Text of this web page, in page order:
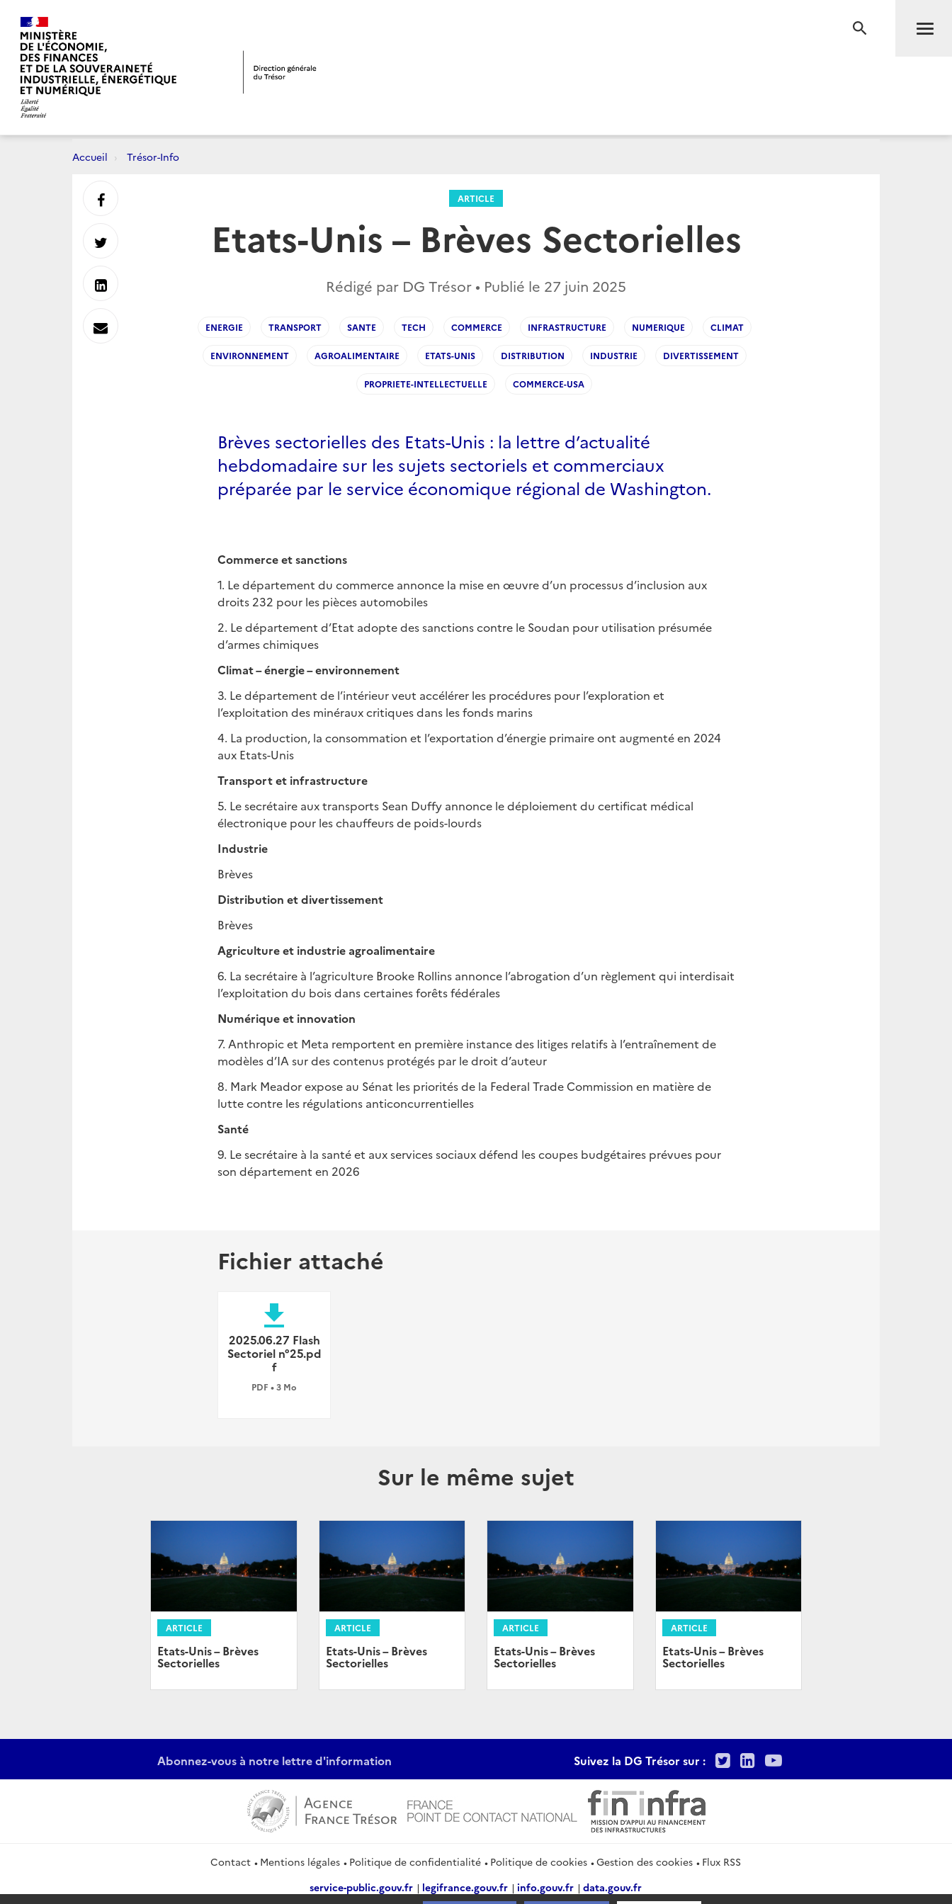
RECHERCHE
Accueil Trésor-Info
ARTICLE
Etats-Unis – Brèves Sectorielles
Rédigé par DG Trésor • Publié le 27 juin 2025
ENERGIE TRANSPORT SANTE TECH COMMERCE INFRASTRUCTURE NUMERIQUE CLIMAT
ENVIRONNEMENT AGROALIMENTAIRE ETATS-UNIS DISTRIBUTION INDUSTRIE DIVERTISSEMENT
PROPRIETE-INTELLECTUELLE COMMERCE-USA
Brèves sectorielles des Etats-Unis : la lettre d’actualité
hebdomadaire sur les sujets sectoriels et commerciaux
préparée par le service économique régional de Washington.
Commerce et sanctions
1. Le département du commerce annonce la mise en œuvre d’un processus d’inclusion aux
droits 232 pour les pièces automobiles
2. Le département d’Etat adopte des sanctions contre le Soudan pour utilisation présumée
d’armes chimiques
Climat – énergie – environnement
3. Le département de l’intérieur veut accélérer les procédures pour l’exploration et
l’exploitation des minéraux critiques dans les fonds marins
4. La production, la consommation et l’exportation d’énergie primaire ont augmenté en 2024
aux Etats-Unis
Transport et infrastructure
5. Le secrétaire aux transports Sean Duffy annonce le déploiement du certificat médical
électronique pour les chauffeurs de poids-lourds
Industrie
Brèves
Distribution et divertissement
Brèves
Agriculture et industrie agroalimentaire
6. La secrétaire à l’agriculture Brooke Rollins annonce l’abrogation d’un règlement qui interdisait
l’exploitation du bois dans certaines forêts fédérales
Numérique et innovation
7. Anthropic et Meta remportent en première instance des litiges relatifs à l’entraînement de
modèles d’IA sur des contenus protégés par le droit d’auteur
8. Mark Meador expose au Sénat les priorités de la Federal Trade Commission en matière de
lutte contre les régulations anticoncurrentielles
Santé
9. Le secrétaire à la santé et aux services sociaux défend les coupes budgétaires prévues pour
son département en 2026
Fichier attaché
file_download
2025.06.27 Flash
Sectoriel n°25.pd
f
PDF • 3 Mo
Sur le même sujet
ARTICLE
Etats-Unis – Brèves
Sectorielles
ARTICLE
Etats-Unis – Brèves
Sectorielles
ARTICLE
Etats-Unis – Brèves
Sectorielles
ARTICLE
Etats-Unis – Brèves
Sectorielles
Partager
sur
Partager
sur
Partager
sur
Envoyer
Abonnez-vous à notre lettre d'information Suivez la DG Trésor sur : TwitterLinkedIn
Youtube
Contact Mentions légales Politique de confidentialité Politique de cookies Gestion des cookies
Flux RSS
service-public.gouv.fr
legifrance.gouv.fr info.gouv.fr data.gouv.fr